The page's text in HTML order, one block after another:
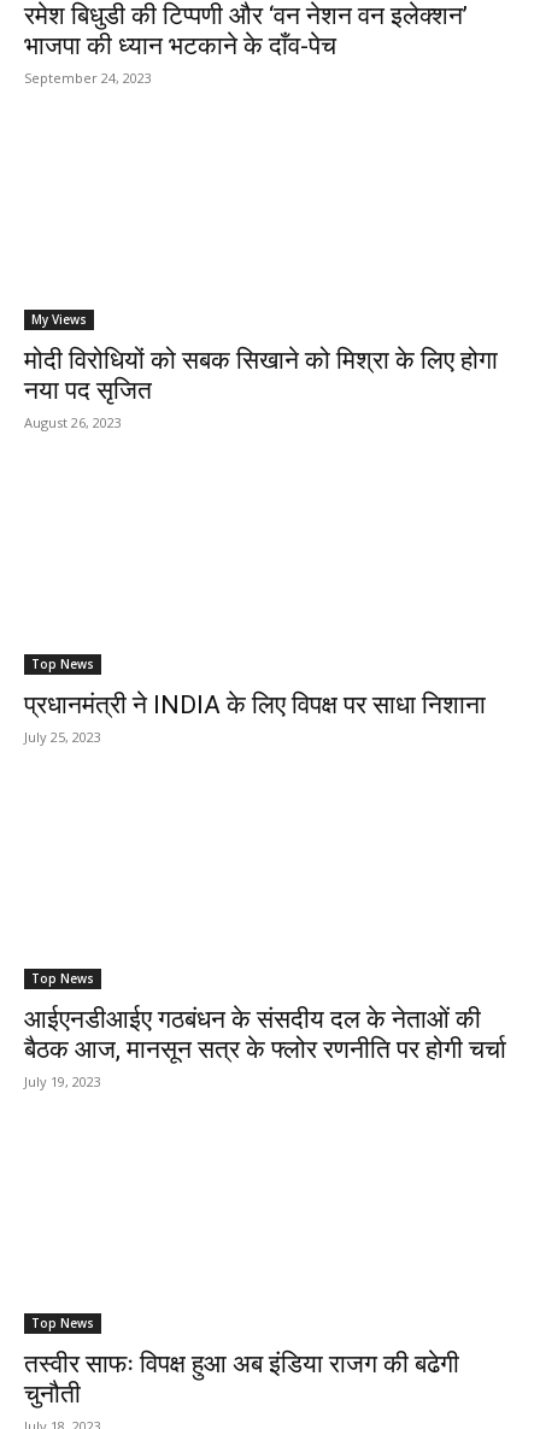
रमेश बिधुडी की टिप्पणी और ‘वन नेशन वन इलेक्शन’
भाजपा की ध्यान भटकाने के दाँव-पेच
September 24, 2023
My Views
मोदी विरोधियों को सबक सिखाने को मिश्रा के लिए होगा
नया पद सृजित
August 26, 2023
Top News
प्रधानमंत्री ने INDIA के लिए विपक्ष पर साधा निशाना
July 25, 2023
Top News
आईएनडीआईए गठबंधन के संसदीय दल के नेताओं की
बैठक आज, मानसून सत्र के फ्लोर रणनीति पर होगी चर्चा
July 19, 2023
Top News
तस्वीर साफः विपक्ष हुआ अब इंडिया राजग की बढेगी
चुनौती